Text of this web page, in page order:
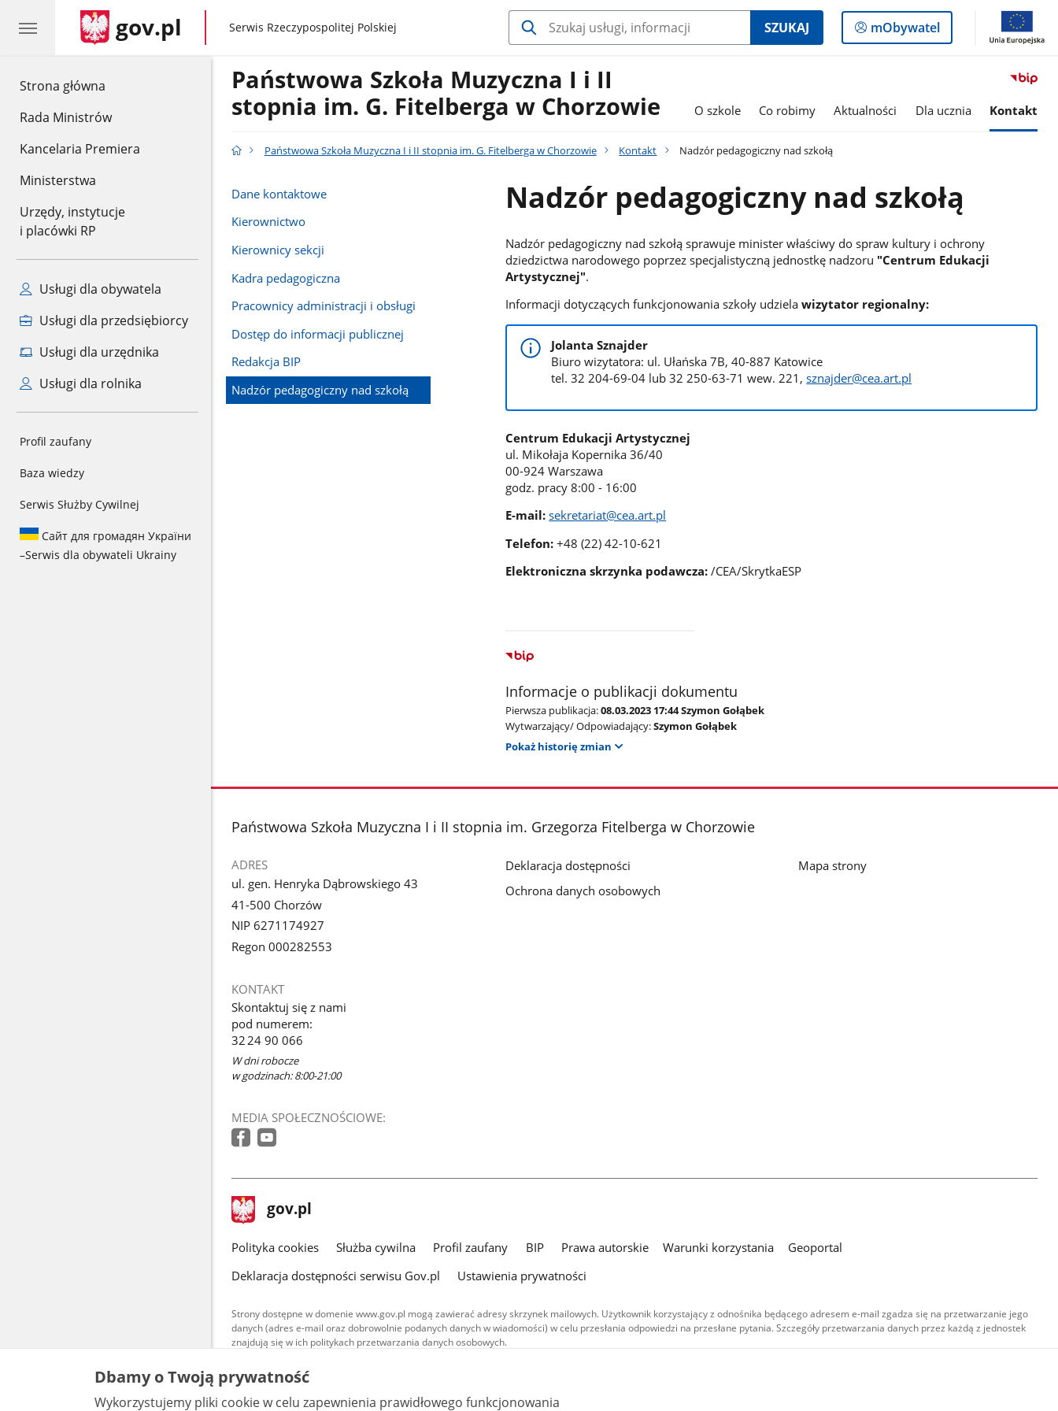
Strona główna
Rada Ministrów
Kancelaria Premiera
Ministerstwa
Urzędy, instytucje
i placówki RP
Usługi dla obywatela
Usługi dla przedsiębiorcy
Usługi dla urzędnika
Usługi dla rolnika
Profil zaufany
Baza wiedzy
Serwis Służby Cywilnej
Сайт для громадян України
–Serwis dla obywateli Ukrainy
gov.pl gov.pl
Serwis Rzeczypospolitej Polskiej SZUKAJ
Logowanie
do
mObywatel
Państwowa Szkoła Muzyczna I i II
stopnia im. G. Fitelberga w Chorzowie
O szkole Co robimy Aktualności Dla ucznia Kontakt
Państwowa Szkoła Muzyczna I i II stopnia im. G. Fitelberga w Chorzowie Kontakt Nadzór pedagogiczny nad szkołą
Dane kontaktowe
Kierownictwo
Kierownicy sekcji
Kadra pedagogiczna
Pracownicy administracji i obsługi
Dostęp do informacji publicznej
Redakcja BIP
Nadzór pedagogiczny nad szkołą
Nadzór pedagogiczny nad szkołą
Nadzór pedagogiczny nad szkołą sprawuje minister właściwy do spraw kultury i ochrony
dziedzictwa narodowego poprzez specjalistyczną jednostkę nadzoru "Centrum Edukacji
Artystycznej".
Informacji dotyczących funkcjonowania szkoły udzielawizytator regionalny:
Jolanta Sznajder
Biuro wizytatora: ul. Ułańska 7B, 40-887 Katowice
tel. 32 204-69-04 lub 32 250-63-71 wew. 221,sznajder@cea.art.pl
Centrum Edukacji Artystycznej
ul. Mikołaja Kopernika 36/40
00-924 Warszawa
godz. pracy 8:00 - 16:00
E-mail:sekretariat@cea.art.pl
Telefon:+48 (22) 42-10-621
Elektroniczna skrzynka podawcza: /CEA/SkrytkaESP
Informacje o publikacji dokumentu
Pierwsza publikacja:08.03.2023 17:44 Szymon Gołąbek
Wytwarzający/ Odpowiadający:Szymon Gołąbek
Pokaż historię zmian
stopka
Państwowa Szkoła Muzyczna I i II stopnia im. Grzegorza Fitelberga w Chorzowie
ADRES
ul. gen. Henryka Dąbrowskiego 43
41-500 Chorzów
NIP 6271174927
Regon 000282553
KONTAKT
Skontaktuj się z nami
pod numerem:
32 24 90 066
W dni robocze
w godzinach: 8:00-21:00
MEDIA SPOŁECZNOŚCIOWE:
Deklaracja dostępności
Ochrona danych osobowych
Mapa strony
stopka
gov.pl Strona
gov.pl
gov.pl
Polityka cookies Służba cywilna Profil zaufany BIP Prawa autorskie Warunki korzystania
Geoportal
Deklaracja dostępności serwisu Gov.pl
Ustawienia prywatności
Strony dostępne w domenie www.gov.pl mogą zawierać adresy skrzynek mailowych. Użytkownik korzystający z odnośnika będącego adresem e-mail zgadza się na przetwarzanie jego
danych (adres e-mail oraz dobrowolnie podanych danych w wiadomości) w celu przesłania odpowiedzi na przesłane pytania. Szczegóły przetwarzania danych przez każdą z jednostek
znajdują się w ich politykach przetwarzania danych osobowych.
Treści tekstowe publikowane w serwisie (z wyłączeniem treści audiowizualnych), są
udostępniane na licencji typu Creative Commons: uznanie autorstwa - na tych samych
warunkach 4.0 (CC BY-SA 4.0). Materiały audiowizualne, w tym zdjęcia, materiały audio i wideo,
są udostępniane na licencji typu Creative Commons: uznanie autorstwa użycie niekomercyjne -
Dbamy o Twoją prywatność
Wykorzystujemy pliki cookie w celu zapewnienia prawidłowego funkcjonowania